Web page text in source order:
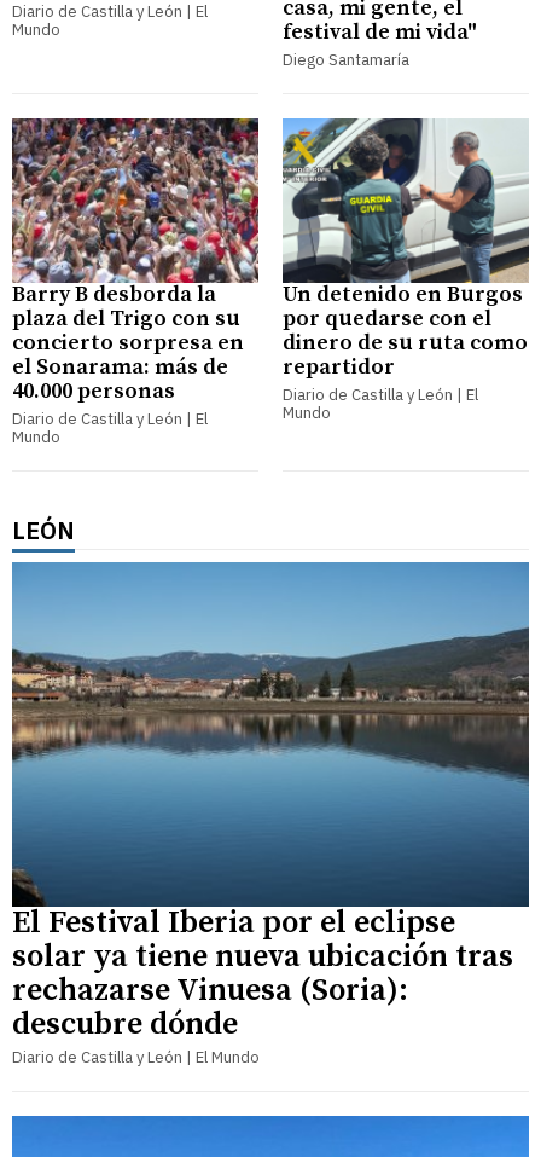
Diario de Castilla y León | El
Mundo
casa, mi gente, el
festival de mi vida"
Diego Santamaría
Barry B desborda la
plaza del Trigo con su
concierto sorpresa en
el Sonarama: más de
40.000 personas
Diario de Castilla y León | El
Mundo
Un detenido en Burgos
por quedarse con el
dinero de su ruta como
repartidor
Diario de Castilla y León | El
Mundo
LEÓN
El Festival Iberia por el eclipse
solar ya tiene nueva ubicación tras
rechazarse Vinuesa (Soria):
descubre dónde
Diario de Castilla y León | El Mundo